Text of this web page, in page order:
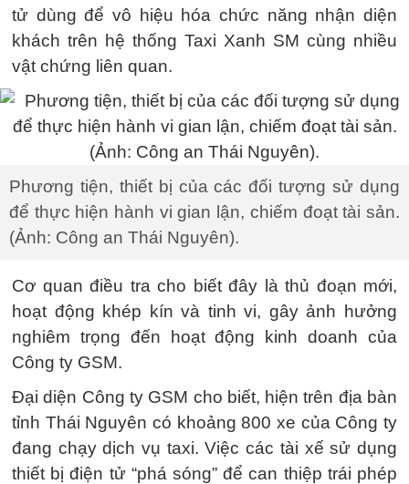
tử dùng để vô hiệu hóa chức năng nhận diện
khách trên hệ thống Taxi Xanh SM cùng nhiều
vật chứng liên quan.
Phương tiện, thiết bị của các đối tượng sử dụng
để thực hiện hành vi gian lận, chiếm đoạt tài sản.
(Ảnh: Công an Thái Nguyên).
Cơ quan điều tra cho biết đây là thủ đoạn mới,
hoạt động khép kín và tinh vi, gây ảnh hưởng
nghiêm trọng đến hoạt động kinh doanh của
Công ty GSM.
Đại diện Công ty GSM cho biết, hiện trên địa bàn
tỉnh Thái Nguyên có khoảng 800 xe của Công ty
đang chạy dịch vụ taxi. Việc các tài xế sử dụng
thiết bị điện tử “phá sóng” để can thiệp trái phép